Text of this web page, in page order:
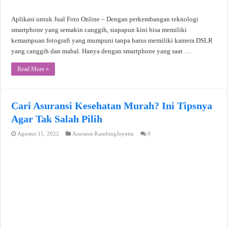
Aplikasi untuk Jual Foto Online – Dengan perkembangan teknologi
smartphone yang semakin canggih, siapapun kini bisa memiliki
kemampuan fotografi yang mumpuni tanpa harus memiliki kamera DSLR
yang canggih dan mahal. Hanya dengan smartphone yang saat …
Read More »
Cari Asuransi Kesehatan Murah? Ini Tipsnya
Agar Tak Salah Pilih
Agustus 11, 2022 Asuransi-KambingJoynim 0